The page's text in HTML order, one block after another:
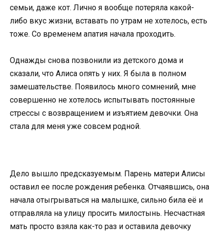
семьи, даже кот. Лично я вообще потеряла какой-
либо вкус жизни, вставать по утрам не хотелось, есть
тоже. Со временем апатия начала проходить.
Однажды снова позвонили из детского дома и
сказали, что Алиса опять у них. Я была в полном
замешательстве. Появилось много сомнений, мне
совершенно не хотелось испытывать постоянные
стрессы с возвращением и изъятием девочки. Она
стала для меня уже совсем родной.
Дело вышло предсказуемым. Парень матери Алисы
оставил ее после рождения ребенка. Отчаявшись, она
начала отыгрываться на малышке, сильно била её и
отправляла на улицу просить милостынь. Несчастная
мать просто взяла как-то раз и оставила девочку